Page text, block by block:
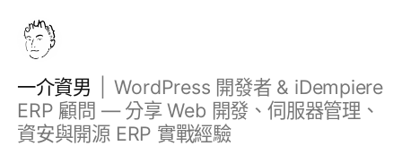
一介資男
WordPress 開發者 & iDempiere
ERP 顧問 — 分享 Web 開發、伺服器管理、
資安與開源 ERP 實戰經驗
文章